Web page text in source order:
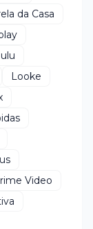
da Casa
Looke
Video